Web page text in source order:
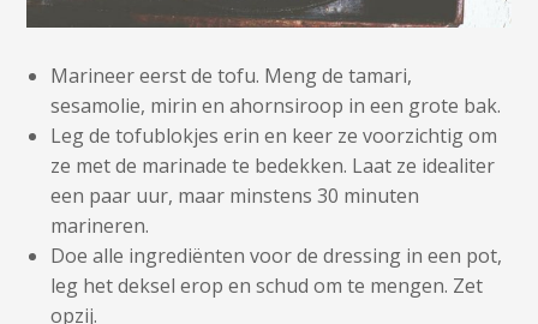
Marineer eerst de tofu. Meng de tamari,
sesamolie, mirin en ahornsiroop in een grote bak.
Leg de tofublokjes erin en keer ze voorzichtig om
ze met de marinade te bedekken. Laat ze idealiter
een paar uur, maar minstens 30 minuten
marineren.
Doe alle ingrediënten voor de dressing in een pot,
leg het deksel erop en schud om te mengen. Zet
opzij.